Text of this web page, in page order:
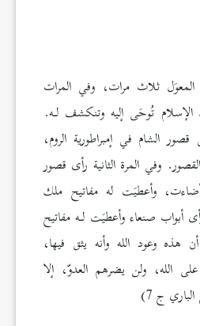
ثلاث مرات، وفي المرات
تُوحَى إليه وتنكشف لـه.
الشام في إمبراطورية الروم،
وفي المرة الثانية رأى قصور
وأعطيَت له مفاتيح ملك
أبواب صنعاء وأعطيَت لـه مفاتيح
هذه وعود الله وأنه يثق فيها،
الله، ولن يضرهم العدوّ، إلا